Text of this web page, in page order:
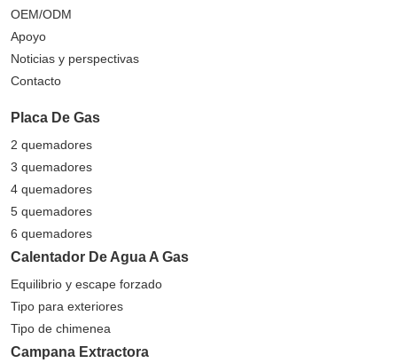
OEM/ODM
Apoyo
Noticias y perspectivas
Contacto
Placa De Gas
2 quemadores
3 quemadores
4 quemadores
5 quemadores
6 quemadores
Calentador De Agua A Gas
Equilibrio y escape forzado
Tipo para exteriores
Tipo de chimenea
Campana Extractora